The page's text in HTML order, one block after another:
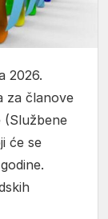
2026.
za članove
(Službene
će se